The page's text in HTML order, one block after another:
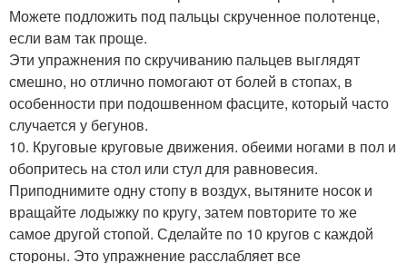
Можете подложить под пальцы скрученное полотенце,
если вам так проще.
Эти упражнения по скручиванию пальцев выглядят
смешно, но отлично помогают от болей в стопах, в
особенности при подошвенном фасците, который часто
случается у бегунов.
10. Круговые круговые движения. обеими ногами в пол и
обопритесь на стол или стул для равновесия.
Приподнимите одну стопу в воздух, вытяните носок и
вращайте лодыжку по кругу, затем повторите то же
самое другой стопой. Сделайте по 10 кругов с каждой
стороны. Это упражнение расслабляет все